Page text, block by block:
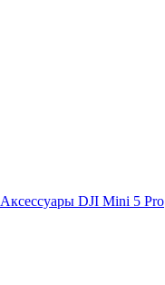
Аксессуары DJI Mini 5 Pro